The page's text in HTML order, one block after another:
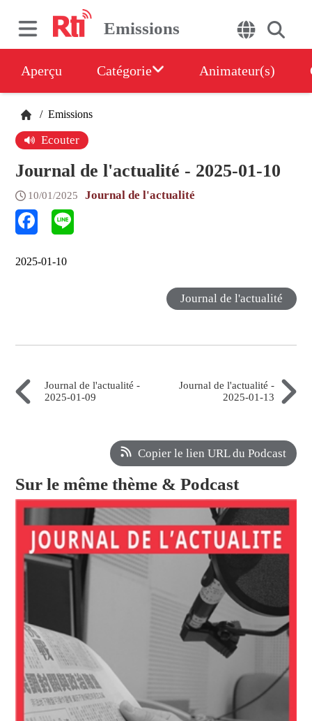
Emissions
Aperçu Catégorie Animateur(s)
/ Emissions
Ecouter
Journal de l'actualité - 2025-01-10
10/01/2025 Journal de l'actualité
2025-01-10
Journal de l'actualité
Journal de l'actualité -
2025-01-09
Journal de l'actualité -
2025-01-13
Copier le lien URL du Podcast
Sur le même thème & Podcast